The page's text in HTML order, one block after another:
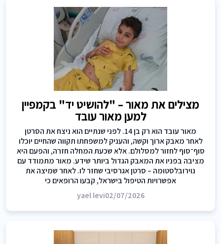
מצילים את מאור – "להושיט יד" בקמפיין
למען מאור עובד
מאור עובד הוא רק בן 14. לפני שנתיים הוא ניצח את הסרטן
לאחר מאבק ארוך וקשה, והעניק למשפחתו תקווה שהחיים יוכלו
סוף־סוף לחזור למסלולם. אלא שכעת המחלה חזרה, והפעם היא
מציבה בפניו את המאבק הגדול ביותר שידע. מאור מתמודד עם
נוירובלסטומה – סרטן אגרסיבי שחזר לו. לאחר שמיצה את
אפשרויות הטיפול בישראל, קבעו הרופאים כי
yael levi02/07/2026